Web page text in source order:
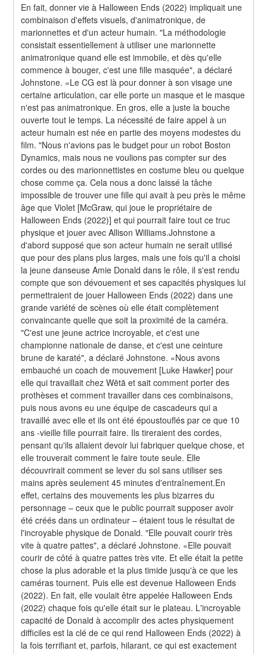
En fait, donner vie à Halloween Ends (2022) impliquait une
combinaison d'effets visuels, d'animatronique, de
marionnettes et d'un acteur humain. "La méthodologie
consistait essentiellement à utiliser une marionnette
animatronique quand elle est immobile, et dès qu'elle
commence à bouger, c'est une fille masquée", a déclaré
Johnstone. «Le CG est là pour donner à son visage une
certaine articulation, car elle porte un masque et le masque
n'est pas animatronique. En gros, elle a juste la bouche
ouverte tout le temps. La nécessité de faire appel à un
acteur humain est née en partie des moyens modestes du
film. "Nous n'avions pas le budget pour un robot Boston
Dynamics, mais nous ne voulions pas compter sur des
cordes ou des marionnettistes en costume bleu ou quelque
chose comme ça. Cela nous a donc laissé la tâche
impossible de trouver une fille qui avait à peu près le même
âge que Violet [McGraw, qui joue le propriétaire de
Halloween Ends (2022)] et qui pourrait faire tout ce truc
physique et jouer avec Allison Williams.Johnstone a
d'abord supposé que son acteur humain ne serait utilisé
que pour des plans plus larges, mais une fois qu'il a choisi
la jeune danseuse Amie Donald dans le rôle, il s'est rendu
compte que son dévouement et ses capacités physiques lui
permettraient de jouer Halloween Ends (2022) dans une
grande variété de scènes où elle était complètement
convaincante quelle que soit la proximité de la caméra.
"C'est une jeune actrice incroyable, et c'est une
championne nationale de danse, et c'est une ceinture
brune de karaté", a déclaré Johnstone. «Nous avons
embauché un coach de mouvement [Luke Hawker] pour
elle qui travaillait chez Wētā et sait comment porter des
prothèses et comment travailler dans ces combinaisons,
puis nous avons eu une équipe de cascadeurs qui a
travaillé avec elle et ils ont été époustouflés par ce que 10
ans -vieille fille pourrait faire. Ils tireraient des cordes,
pensant qu'ils allaient devoir lui fabriquer quelque chose, et
elle trouverait comment le faire toute seule. Elle
découvrirait comment se lever du sol sans utiliser ses
mains après seulement 45 minutes d'entraînement.En
effet, certains des mouvements les plus bizarres du
personnage – ceux que le public pourrait supposer avoir
été créés dans un ordinateur – étaient tous le résultat de
l'incroyable physique de Donald. "Elle pouvait courir très
vite à quatre pattes", a déclaré Johnstone. «Elle pouvait
courir de côté à quatre pattes très vite. Et elle était la petite
chose la plus adorable et la plus timide jusqu'à ce que les
caméras tournent. Puis elle est devenue Halloween Ends
(2022). En fait, elle voulait être appelée Halloween Ends
(2022) chaque fois qu'elle était sur le plateau. L'incroyable
capacité de Donald à accomplir des actes physiquement
difficiles est la clé de ce qui rend Halloween Ends (2022) à
la fois terrifiant et, parfois, hilarant, ce qui est exactement